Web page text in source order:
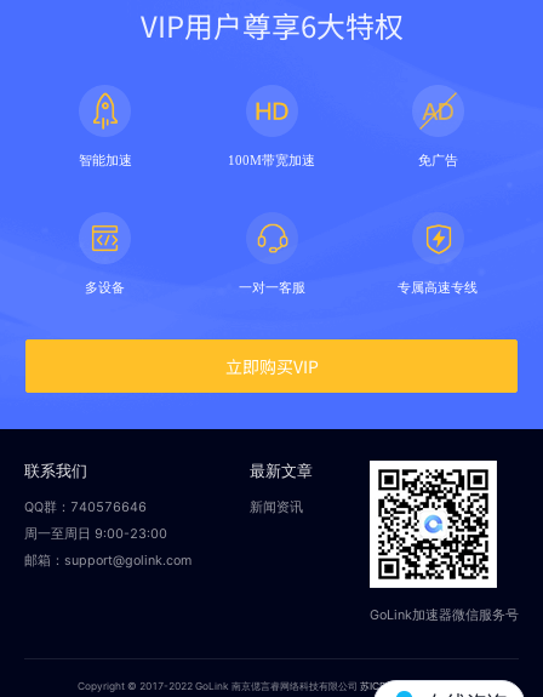
VIP用户尊享6大特权
智能加速 100M带宽加速 免广告
多设备 一对一客服 专属高速专线
立即购买VIP
联系我们
QQ群：740576646
周一至周日 9:00-23:00
邮箱：support@golink.com
最新文章
新闻资讯
GoLink加速器微信服务号
Copyright © 2017-2022 GoLink 南京偲言睿网络科技有限公司苏ICP备18014251号-2